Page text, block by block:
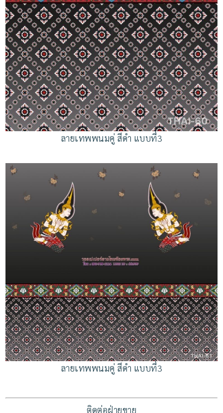
ลายเทพพนมคู่ สีดำ แบบที่3
ลายเทพพนมคู่ สีดำ แบบที่3
ติดต่อฝ่ายขาย